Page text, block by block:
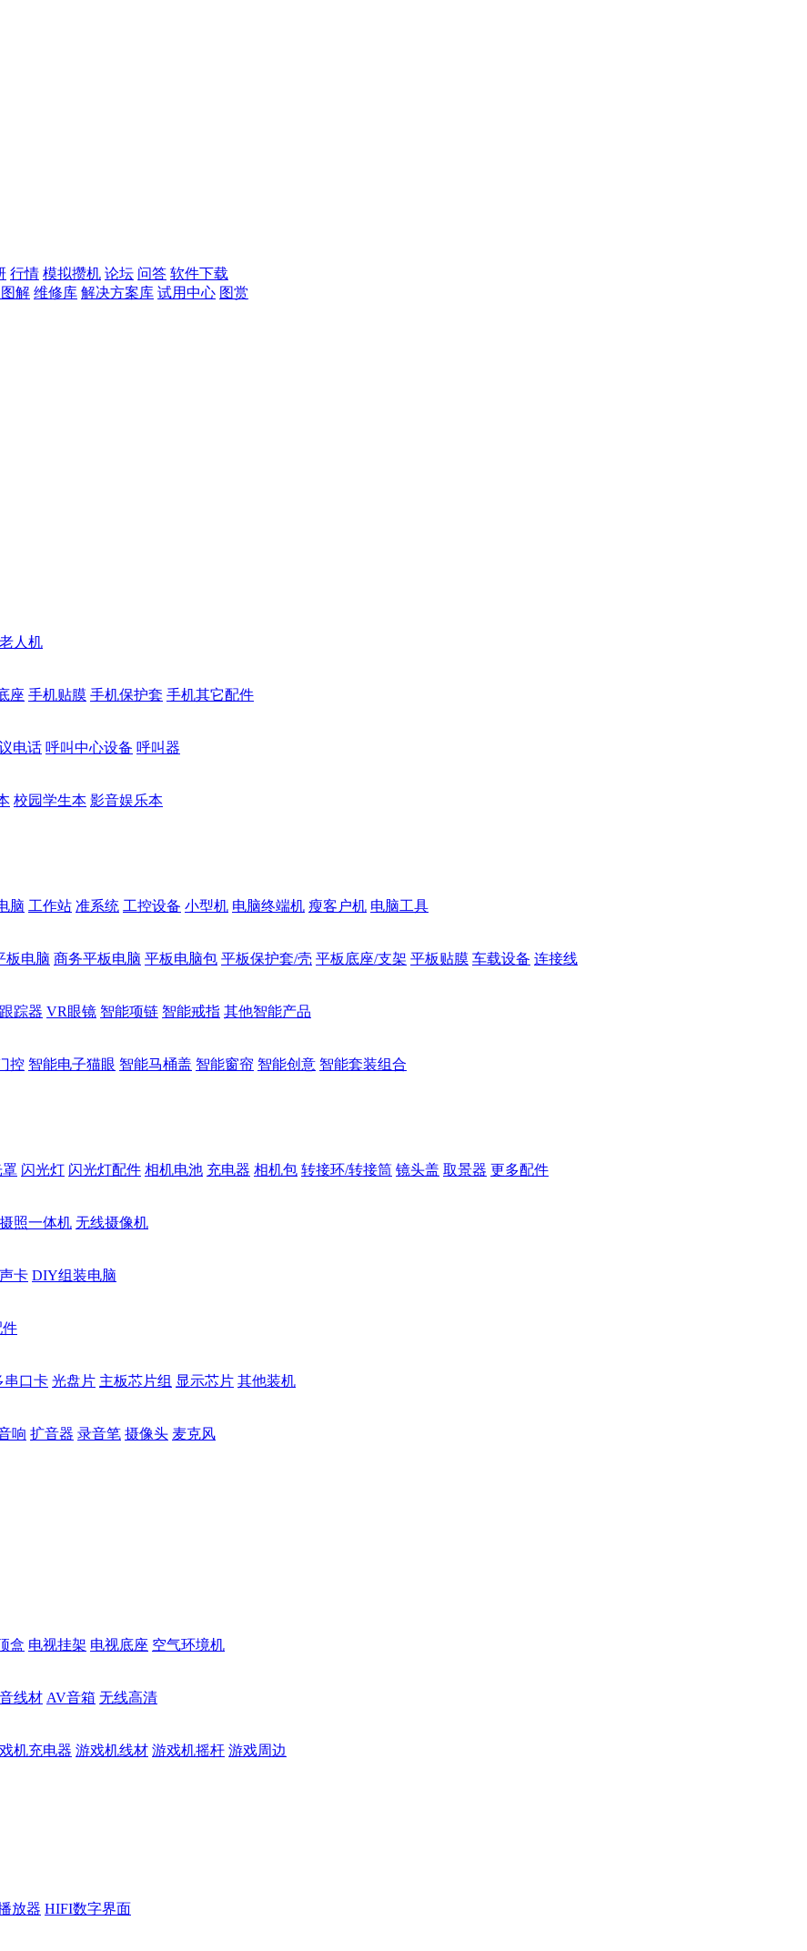
行情 模拟攒机 论坛 问答 软件下载
解 维修库 解决方案库 试用中心 图赏
老人机
座 手机贴膜 手机保护套 手机其它配件
电话 呼叫中心设备 呼叫器
校园学生本 影音娱乐本
脑 工作站 准系统 工控设备 小型机 电脑终端机 瘦客户机 电脑工具
板电脑 商务平板电脑 平板电脑包 平板保护套/壳 平板底座/支架 平板贴膜 车载设备 连接线
踪器 VR眼镜 智能项链 智能戒指 其他智能产品
控 智能电子猫眼 智能马桶盖 智能窗帘 智能创意 智能套装组合
罩 闪光灯 闪光灯配件 相机电池 充电器 相机包 转接环/转接筒 镜头盖 取景器 更多配件
摄照一体机 无线摄像机
声卡 DIY组装电脑
件
串口卡 光盘片 主板芯片组 显示芯片 其他装机
响 扩音器 录音笔 摄像头 麦克风
盒 电视挂架 电视底座 空气环境机
线材 AV音箱 无线高清
机充电器 游戏机线材 游戏机摇杆 游戏周边
放器 HIFI数字界面